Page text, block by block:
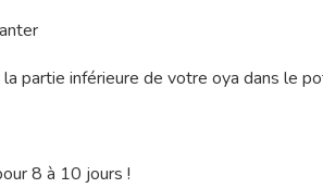
partie inférieure de votre oya dans le
8 à 10 jours !